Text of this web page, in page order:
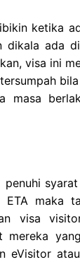
ketika
dikala ada
visa ini
masa
penuhi
ETA maka
visa
mereka
eVisitor